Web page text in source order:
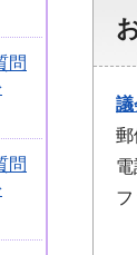
問
問
議
郵